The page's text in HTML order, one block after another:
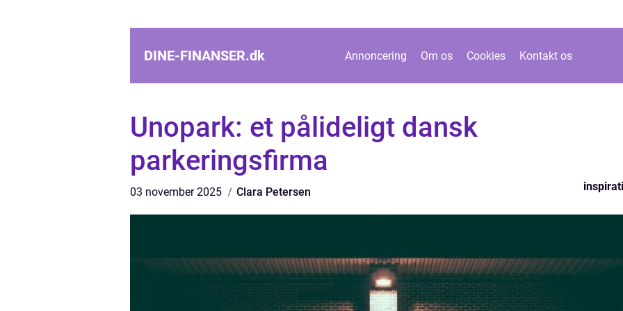
DINE-FINANSER.dk Annoncering Om os Cookies Kontakt os
Unopark: et pålideligt dansk
parkeringsfirma
03 november 2025 Clara Petersen